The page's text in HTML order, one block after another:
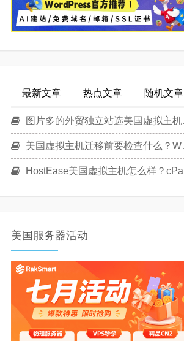
最新文章 热点文章 随机文章
图片多的外贸独立站选美国虚拟主机还是美国云主机？
美国虚拟主机迁移前要检查什么？WordPress换主机清单
HostEase美国虚拟主机怎么样？cPanel面板美国Linux主机方案介绍
美国服务器活动